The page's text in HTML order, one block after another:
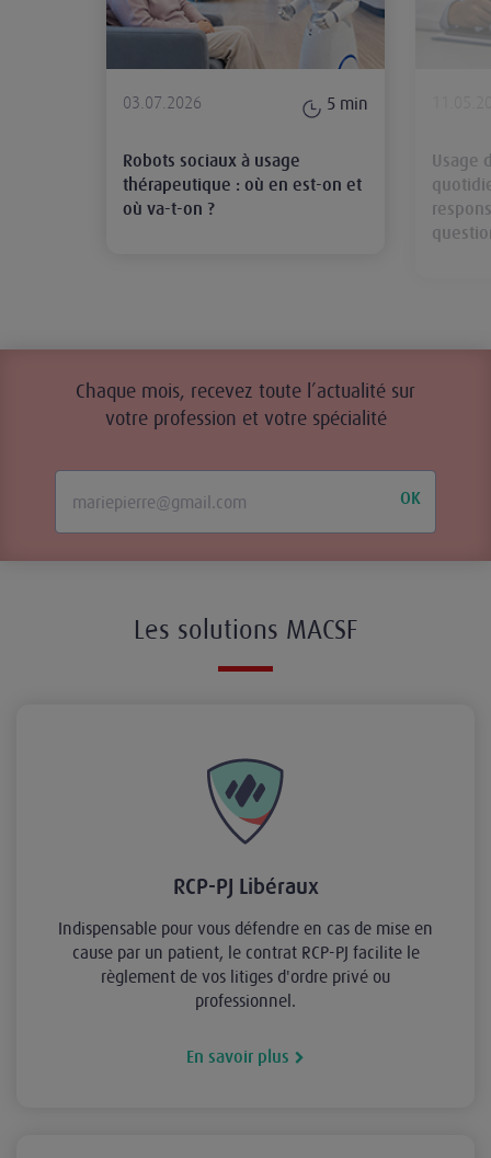
03.07.2026 5 min
Robots sociaux à usage
thérapeutique : où en est-on et
où va-t-on ?
Usage
Chaque mois, recevez toute l’actualité sur
votre profession et votre spécialité
OK
Les solutions MACSF
RCP-PJ Libéraux
Indispensable pour vous défendre en cas de mise en
cause par un patient, le contrat RCP-PJ facilite le
règlement de vos litiges d'ordre privé ou
professionnel.
En savoir plus